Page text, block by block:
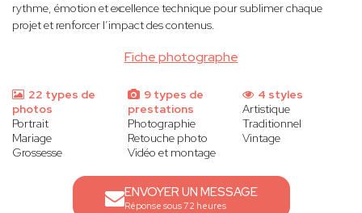
Fiche photographe
rythme, émotion et excellence technique pour sublimer chaque
projet et renforcer l’impact des contenus.
22 types de
photos
Portrait
Mariage
Grossesse
9 types de
prestations
Photographie
Retouche photo
Vidéo et montage
4 styles
Artistique
Traditionnel
Vintage
ENVOYER UN MESSAGE
Réponse sous 72 heures